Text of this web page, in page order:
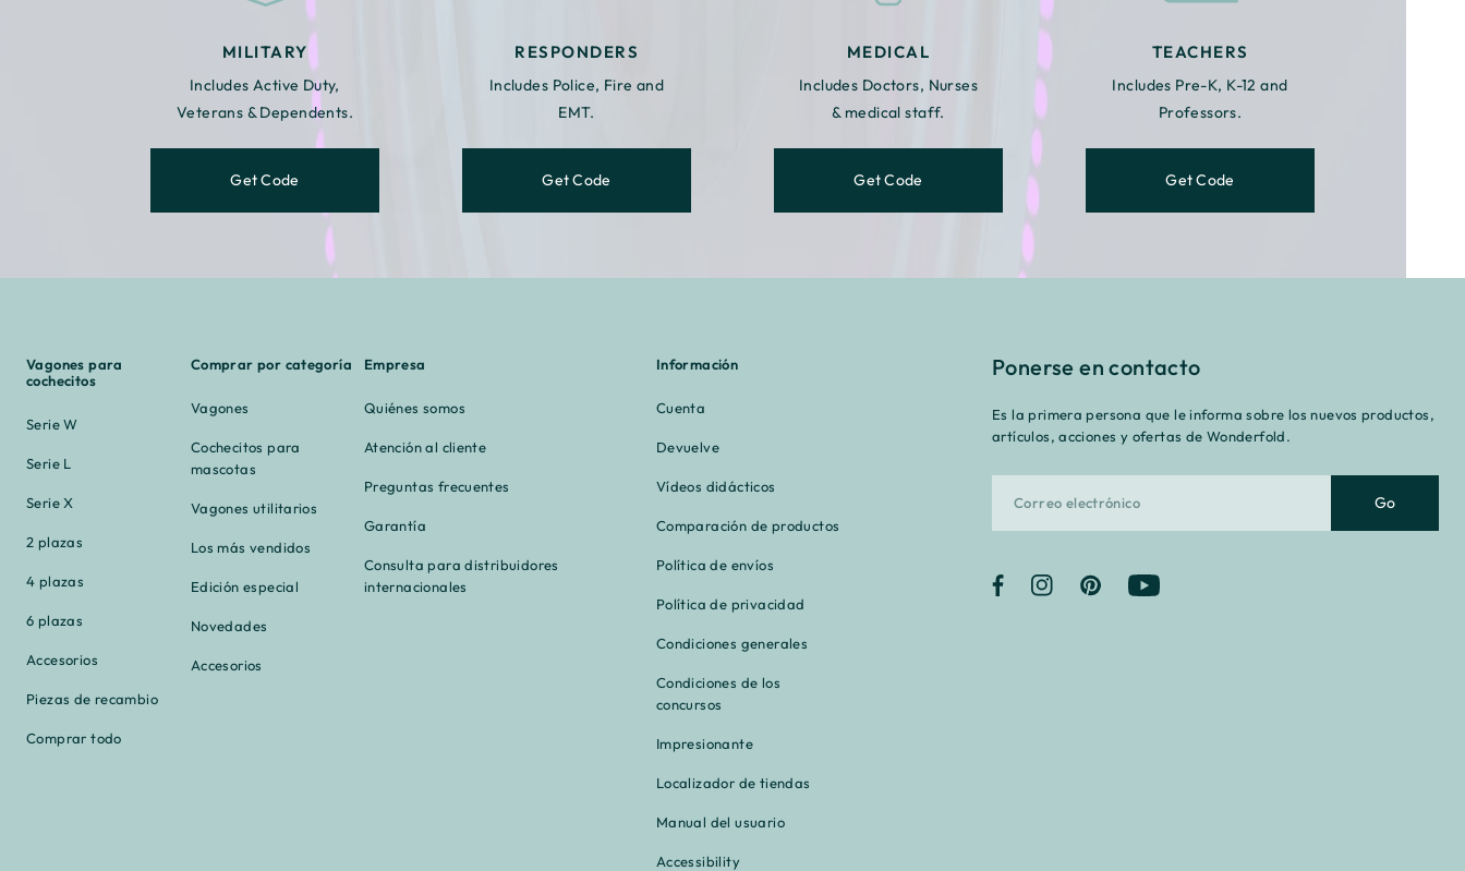
MILITARY
Includes Active Duty,
Veterans & Dependents.
Get Code
RESPONDERS
Includes Police, Fire and
EMT.
Get Code
MEDICAL
Includes Doctors, Nurses
& medical staff.
Get Code
TEACHERS
Includes Pre-K, K-12 and
Professors.
Get Code
Vagones para
cochecitos
Serie W
Serie L
Serie X
2 plazas
4 plazas
6 plazas
Accesorios
Piezas de recambio
Comprar todo
Comprar por categoría
Vagones
Cochecitos para
mascotas
Vagones utilitarios
Los más vendidos
Edición especial
Novedades
Accesorios
Empresa
Quiénes somos
Atención al cliente
Preguntas frecuentes
Garantía
Consulta para distribuidores
internacionales
Información
Cuenta
Devuelve
Vídeos didácticos
Comparación de productos
Política de envíos
Política de privacidad
Condiciones generales
Condiciones de los
concursos
Impresionante
Localizador de tiendas
Manual del usuario
Accessibility
Ponerse en contacto
Es la primera persona que le informa sobre los nuevos productos,
artículos, acciones y ofertas de Wonderfold.
Go
FacebookInstagramPinterest YouTube